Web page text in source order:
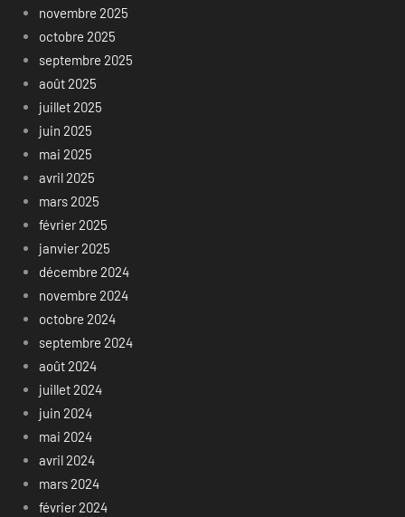
novembre 2025
octobre 2025
septembre 2025
août 2025
juillet 2025
juin 2025
mai 2025
avril 2025
mars 2025
février 2025
janvier 2025
décembre 2024
novembre 2024
octobre 2024
septembre 2024
août 2024
juillet 2024
juin 2024
mai 2024
avril 2024
mars 2024
février 2024